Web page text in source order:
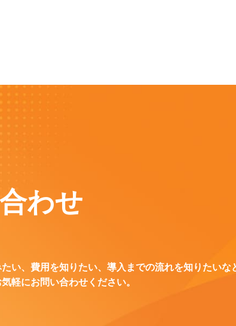
わせ
い、費用を知りたい、導入までの流れを知りたいな
軽にお問い合わせください。